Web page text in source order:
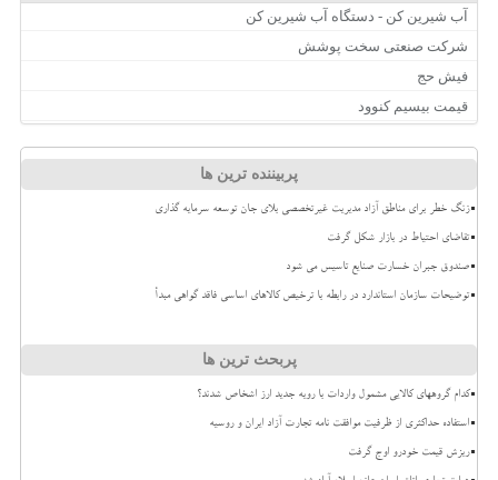
آب شیرین کن - دستگاه آب شیرین کن
شرکت صنعتی سخت پوشش
فیش حج
قیمت بیسیم کنوود
پربیننده ترین ها
زنگ خطر برای مناطق آزاد مدیریت غیرتخصصی بلای جان توسعه سرمایه گذاری
تقاضای احتیاط در بازار شکل گرفت
صندوق جبران خسارت صنایع تاسیس می شود
توضیحات سازمان استاندارد در رابطه با ترخیص کالاهای اساسی فاقد گواهی مبدأ
پربحث ترین ها
کدام گروههای کالایی مشمول واردات با رویه جدید ارز اشخاص شدند؟
استفاده حداکثری از ظرفیت موافقت نامه تجارت آزاد ایران و روسیه
ریزش قیمت خودرو اوج گرفت